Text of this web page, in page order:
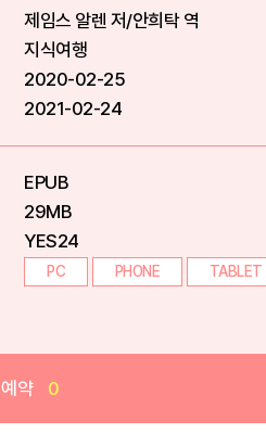
제임스 알렌 저/안희탁 역
지식여행
2020-02-25
2021-02-24
EPUB
29MB
YES24
PC PHONE TABLET
예약 0